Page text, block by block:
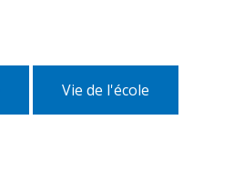
Vie de l'école